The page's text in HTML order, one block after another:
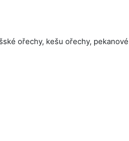
ořechy, kešu ořechy,